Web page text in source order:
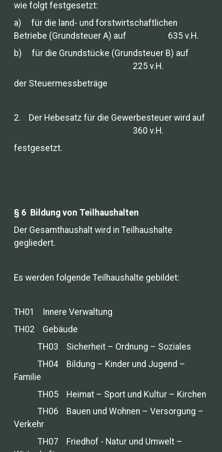
wie folgt festgesetzt:
a) für die land- und forstwirtschaftlichen
Betriebe (Grundsteuer A) auf 635 v.H.
b) für die Grundstücke (Grundsteuer B) auf
225 v.H.
der Steuermessbeträge
2. Der Hebesatz für die Gewerbesteuer wird auf
360 v.H.
festgesetzt.
§ 6 Bildung von Teilhaushalten
Der Gesamthaushalt wird in Teilhaushalte
gegliedert.
Es werden folgende Teilhaushalte gebildet:
TH01 Innere Verwaltung
TH02 Gebäude
TH03 Sicherheit – Ordnung – Soziales
TH04 Bildung – Kinder und Jugend –
Familie
TH05 Heimat – Sport und Kultur – Kirchen
TH06 Bauen und Wohnen – Versorgung –
Verkehr
TH07 Friedhof - Natur und Umwelt –